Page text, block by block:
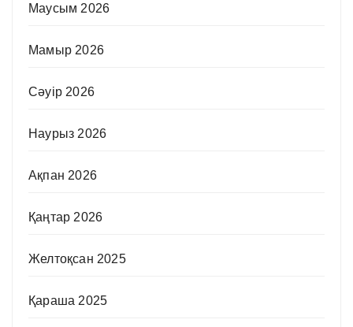
Маусым 2026
Мамыр 2026
Сәуір 2026
Наурыз 2026
Ақпан 2026
Қаңтар 2026
Желтоқсан 2025
Қараша 2025